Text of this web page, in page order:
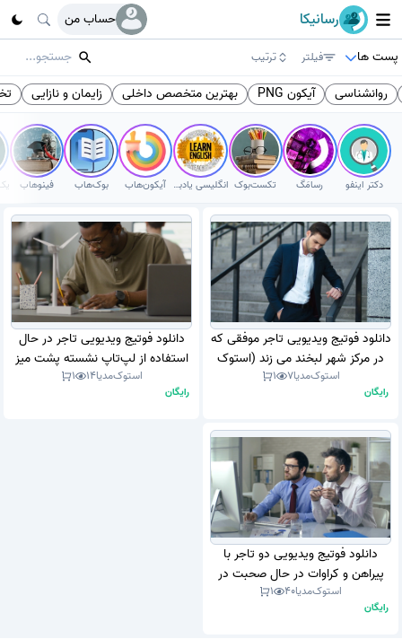
رسانیکا
حساب من
پست ها
فیلتر ترتیب
روانشناسی آیکون PNG بهترین متخصص داخلی زایمان و نازایی
دکتر اینفو رسامَگ تکست‌بوک انگلیسی یادبگیر آیکون‌هاب بوک‌هاب فینوهاب
دانلود فوتیج ویدیویی تاجر موفقی که
در مرکز شهر لبخند می زند (استوک
فوتیج)
استوک‌مدیا7
1
رایگان
دانلود فوتیج ویدیویی تاجر در حال
استفاده از لپ‌تاپ نشسته پشت میز
دفتر (استوک فوتیج)
استوک‌مدیا14
1
رایگان
دانلود فوتیج ویدیویی دو تاجر با
پیراهن و کراوات در حال صحبت در
مورد یک پروژه با نگاه کردن به صفحه
کامپیوتر و نشستن پشت میز در دفتر
استوک‌مدیا40
1
رایگان